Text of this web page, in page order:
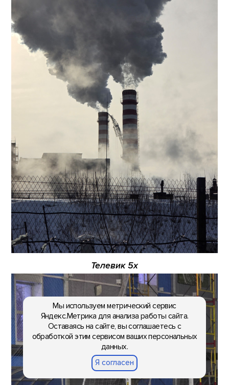
Телевик 5х
Мы используем метрический сервис
Яндекс.Метрика для анализа работы сайта.
Оставаясь на сайте, вы соглашаетесь с
обработкой этим сервисом ваших персональных
данных.
Я согласен